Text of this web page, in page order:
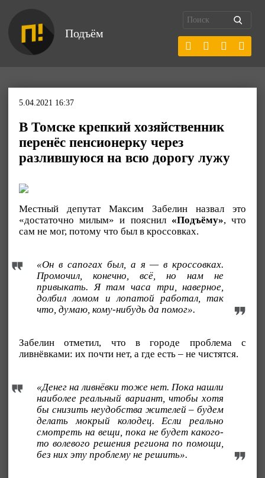
Подъём
5.04.2021 16:37
В Томске крепкий хозяйственник
перенёс пенсионерку через
разлившуюся на всю дорогу лужу
Местный депутат Максим Забелин назвал это
«достаточно милым» и пояснил «Подъёму», что
сам не мог, потому что был в кроссовках.
«Он в сапогах был, а я — в кроссовках.
Промочил, конечно, всё, но нам не
привыкать. Я там часа три, наверное,
долбил ломом и лопатой работал, так
что, думаю, кому-нибудь да помог».
Забелин отметил, что в городе проблема с
ливнёвками: их почти нет, а где есть – не чистятся.
«Денег на ливнёвки тоже нет. Пока нашли
наиболее реальный вариант, чтобы хотя
бы снизить неудобства жителей – будем
делать мокрый колодец. Если реально
смотреть на вещи, пока не будет какого-
то волевого решения региона по помощи,
без них эту проблему не решить».